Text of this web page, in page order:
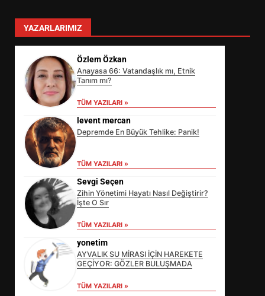
YAZARLARIMIZ
Özlem Özkan
Anayasa 66: Vatandaşlık mı, Etnik
Tanım mı?
TÜM YAZILARI »
levent mercan
Depremde En Büyük Tehlike: Panik!
TÜM YAZILARI »
Sevgi Seçen
Zihin Yönetimi Hayatı Nasıl Değiştirir?
İşte O Sır
TÜM YAZILARI »
yonetim
AYVALIK SU MİRASI İÇİN HAREKETE
GEÇİYOR: GÖZLER BULUŞMADA
TÜM YAZILARI »
SÜRDÜRÜLEBİLİRLİKTE NE
DEĞİŞECEK?